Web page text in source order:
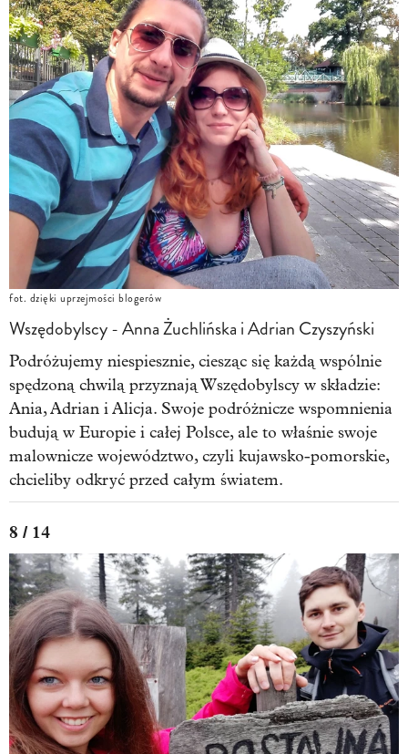
fot. dzięki uprzejmości blogerów
Wszędobylscy - Anna Żuchlińska i Adrian Czyszyński
Podróżujemy niespiesznie, ciesząc się każdą wspólnie
spędzoną chwilą przyznają Wszędobylscy w składzie:
Ania, Adrian i Alicja. Swoje podróżnicze wspomnienia
budują w Europie i całej Polsce, ale to właśnie swoje
malownicze województwo, czyli kujawsko-pomorskie,
chcieliby odkryć przed całym światem.
8 / 14